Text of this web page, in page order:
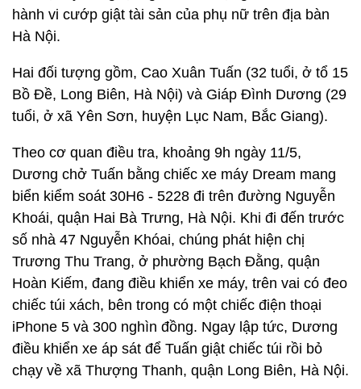
hành vi cướp giật tài sản của phụ nữ trên địa bàn
Hà Nội.
Hai đối tượng gồm, Cao Xuân Tuấn (32 tuổi, ở tổ 15
Bồ Đề, Long Biên, Hà Nội) và Giáp Đình Dương (29
tuổi, ở xã Yên Sơn, huyện Lục Nam, Bắc Giang).
Theo cơ quan điều tra, khoảng 9h ngày 11/5,
Dương chở Tuấn bằng chiếc xe máy Dream mang
biển kiểm soát 30H6 - 5228 đi trên đường Nguyễn
Khoái, quận Hai Bà Trưng, Hà Nội. Khi đi đến trước
số nhà 47 Nguyễn Khóai, chúng phát hiện chị
Trương Thu Trang, ở phường Bạch Đằng, quận
Hoàn Kiếm, đang điều khiển xe máy, trên vai có đeo
chiếc túi xách, bên trong có một chiếc điện thoại
iPhone 5 và 300 nghìn đồng. Ngay lập tức, Dương
điều khiển xe áp sát để Tuấn giật chiếc túi rồi bỏ
chạy về xã Thượng Thanh, quận Long Biên, Hà Nội.